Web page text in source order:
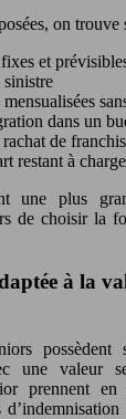
on trouve
et
sinistre
dans un
de
restant à
une plus
de choisir la
à la
une valeur
prennent